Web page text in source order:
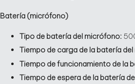
Batería (micrófono)
Tipo de batería del micrófono:
Tiempo de carga de la batería
Tiempo de funcionamiento de la
Tiempo de espera de la batería